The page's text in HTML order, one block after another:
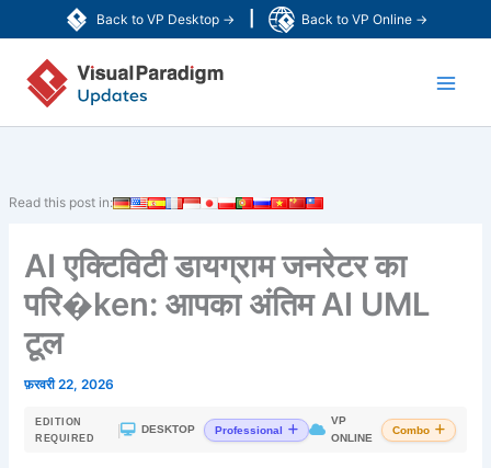
Back to VP Desktop → Back to VP Online →
to
content
Read this post in:
AI एक्टिविटी डायग्राम जनरेटर का
परि�ken: आपका अंतिम AI UML
टूल
फ़रवरी 22, 2026
EDITION
REQUIRED
DESKTOP Professional
VP
ONLINE
Combo